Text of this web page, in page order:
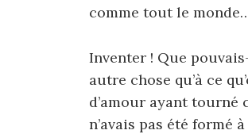
comme tout le
Inventer ! Que
autre chose qu’à ce
d’amour ayant tourné
n’avais pas été formé